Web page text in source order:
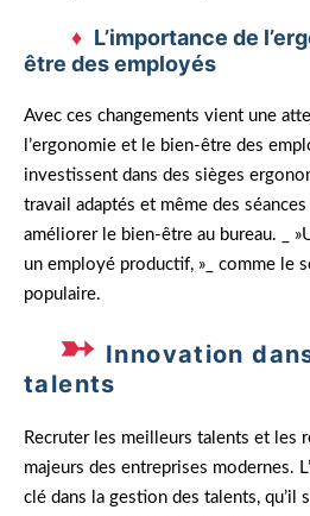
L’importance de
être des employés
Avec ces changements vient une
l’ergonomie et le bien-être des
investissent dans des sièges
travail adaptés et même des
améliorer le bien-être au bureau. _
un employé productif, »_ comme le
populaire.
Innovation
talents
Recruter les meilleurs talents et les
majeurs des entreprises modernes.
clé dans la gestion des talents, qu’il